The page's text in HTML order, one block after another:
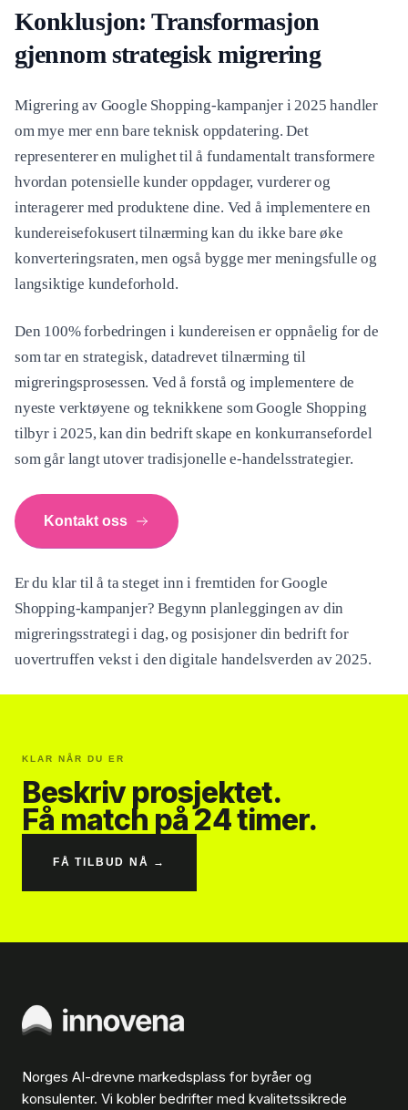
Konklusjon: Transformasjon
gjennom strategisk migrering
Migrering av Google Shopping-kampanjer i 2025 handler
om mye mer enn bare teknisk oppdatering. Det
representerer en mulighet til å fundamentalt transformere
hvordan potensielle kunder oppdager, vurderer og
interagerer med produktene dine. Ved å implementere en
kundereisefokusert tilnærming kan du ikke bare øke
konverteringsraten, men også bygge mer meningsfulle og
langsiktige kundeforhold.
Den 100% forbedringen i kundereisen er oppnåelig for de
som tar en strategisk, datadrevet tilnærming til
migreringsprosessen. Ved å forstå og implementere de
nyeste verktøyene og teknikkene som Google Shopping
tilbyr i 2025, kan din bedrift skape en konkurransefordel
som går langt utover tradisjonelle e-handelsstrategier.
Kontakt oss
Er du klar til å ta steget inn i fremtiden for Google
Shopping-kampanjer? Begynn planleggingen av din
migreringsstrategi i dag, og posisjoner din bedrift for
uovertruffen vekst i den digitale handelsverden av 2025.
KLAR NÅR DU ER
Beskriv prosjektet.
Få match på 24 timer.
FÅ TILBUD NÅ →
Norges AI-drevne markedsplass for byråer og
konsulenter. Vi kobler bedrifter med kvalitetssikrede